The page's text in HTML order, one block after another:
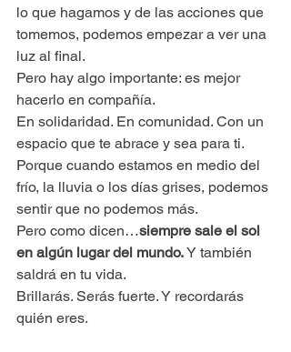
lo que hagamos y de las acciones que
tomemos, podemos empezar a ver una
luz al final.
Pero hay algo importante: es mejor
hacerlo en compañía.
En solidaridad. En comunidad. Con un
espacio que te abrace y sea para ti.
Porque cuando estamos en medio del
frío, la lluvia o los días grises, podemos
sentir que no podemos más.
Pero como dicen…siempre sale el sol
en algún lugar del mundo. Y también
saldrá en tu vida.
Brillarás. Serás fuerte. Y recordarás
quién eres.